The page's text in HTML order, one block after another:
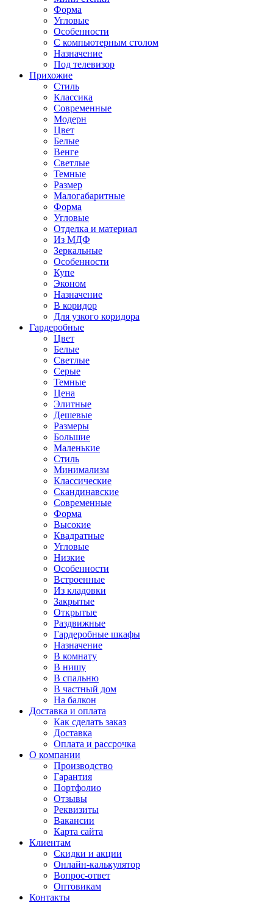
Форма
Угловые
Особенности
С компьютерным столом
Назначение
Под телевизор
Прихожие
Стиль
Классика
Современные
Модерн
Цвет
Белые
Венге
Светлые
Темные
Размер
Малогабаритные
Форма
Угловые
Отделка и материал
Из МДФ
Зеркальные
Особенности
Купе
Эконом
Назначение
В коридор
Для узкого коридора
Гардеробные
Цвет
Белые
Светлые
Серые
Темные
Цена
Элитные
Дешевые
Размеры
Большие
Маленькие
Стиль
Минимализм
Классические
Скандинавские
Современные
Форма
Высокие
Квадратные
Угловые
Низкие
Особенности
Встроенные
Из кладовки
Закрытые
Открытые
Раздвижные
Гардеробные шкафы
Назначение
В комнату
В нишу
В спальню
В частный дом
На балкон
Доставка и оплата
Как сделать заказ
Доставка
Оплата и рассрочка
О компании
Производство
Гарантия
Портфолио
Отзывы
Реквизиты
Вакансии
Карта сайта
Клиентам
Скидки и акции
Онлайн-калькулятор
Вопрос-ответ
Оптовикам
Контакты